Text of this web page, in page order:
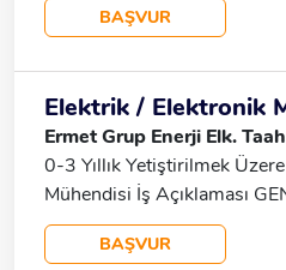
BAŞVUR
Elektrik / Elektronik
Ermet Grup Enerji Elk.
0-3 Yıllık Yetiştirilmek
Mühendisi İş Açıklaması
TANIMI Ankara Merkezli
Hüseyinli Mahallesinde
BAŞVUR